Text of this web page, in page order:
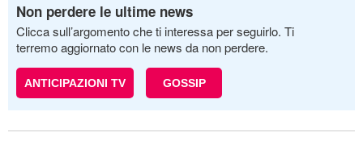
Non perdere le ultime news
Clicca sull’argomento che ti interessa per seguirlo. Ti
terremo aggiornato con le news da non perdere.
ANTICIPAZIONI TV GOSSIP